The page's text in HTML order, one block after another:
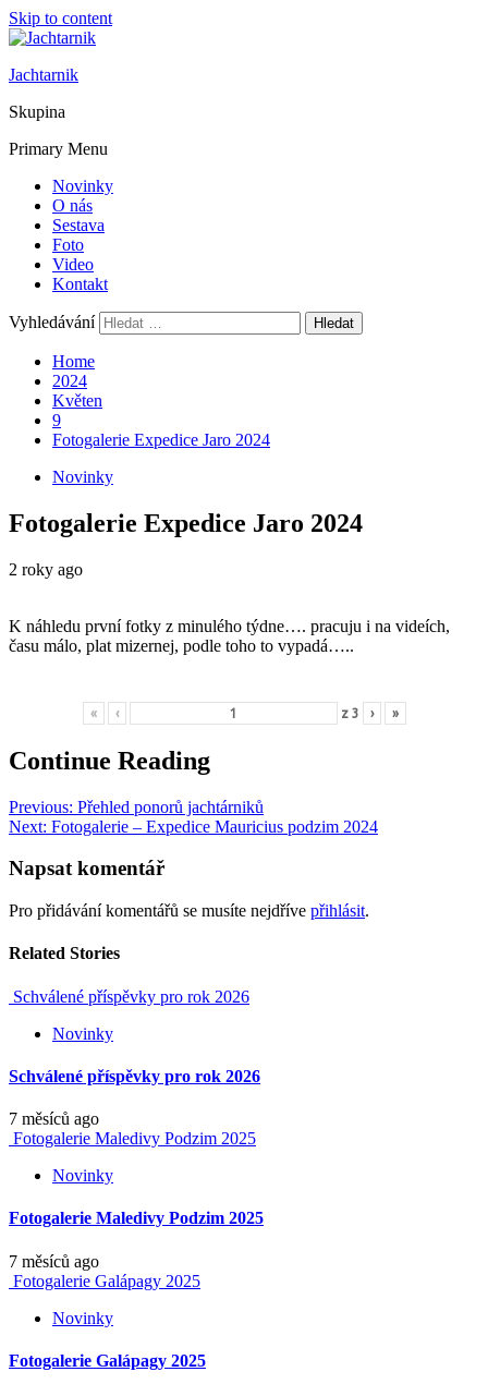
Skip to content
Jachtarnik
Skupina
Primary Menu
Novinky
O nás
Sestava
Foto
Video
Kontakt
Vyhledávání
Home
2024
Květen
9
Fotogalerie Expedice Jaro 2024
Novinky
Fotogalerie Expedice Jaro 2024
2 roky ago
K náhledu první fotky z minulého týdne…. pracuju i na videích,
času málo, plat mizernej, podle toho to vypadá…..
« ‹ z 3 › »
Continue Reading
Previous: Přehled ponorů jachtárniků
Next: Fotogalerie – Expedice Mauricius podzim 2024
Napsat komentář
Pro přidávání komentářů se musíte nejdříve přihlásit.
Related Stories
Schválené příspěvky pro rok 2026
Novinky
Schválené příspěvky pro rok 2026
7 měsíců ago
Fotogalerie Maledivy Podzim 2025
Novinky
Fotogalerie Maledivy Podzim 2025
7 měsíců ago
Fotogalerie Galápagy 2025
Novinky
Fotogalerie Galápagy 2025